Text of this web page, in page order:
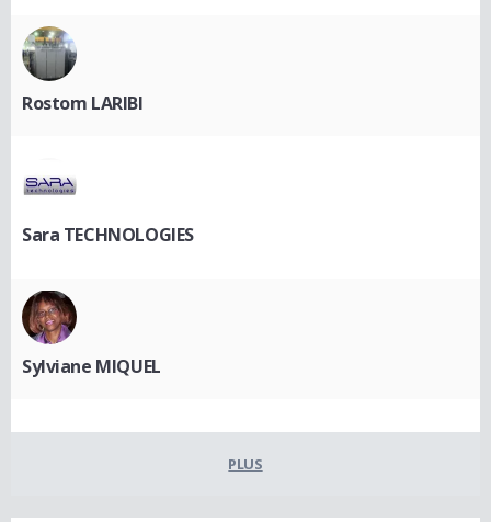
Rostom LARIBI
Sara TECHNOLOGIES
Sylviane MIQUEL
PLUS